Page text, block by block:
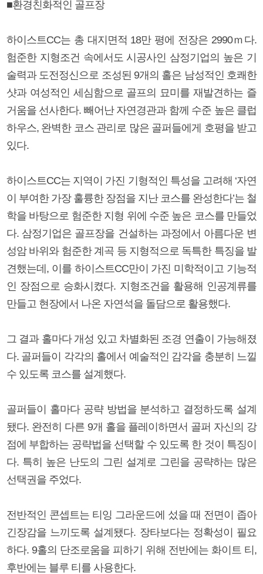
■환경친화적인 골프장
하이스트CC는 총 대지면적 18만 평에 전장은 2990ｍ다.
험준한 지형조건 속에서도 시공사인 삼정기업의 높은 기
술력과 도전정신으로 조성된 9개의 홀은 남성적인 호쾌한
샷과 여성적인 세심함으로 골프의 묘미를 재발견하는 즐
거움을 선사한다. 빼어난 자연경관과 함께 수준 높은 클럽
하우스, 완벽한 코스 관리로 많은 골퍼들에게 호평을 받고
있다.
하이스트CC는 지역이 가진 기형적인 특성을 고려해 ‘자연
이 부여한 가장 훌륭한 장점을 지난 코스를 완성한다’는 철
학을 바탕으로 험준한 지형 위에 수준 높은 코스를 만들었
다. 삼정기업은 골프장을 건설하는 과정에서 아름다운 변
성암 바위와 험준한 계곡 등 지형적으로 독특한 특징을 발
견했는데, 이를 하이스트CC만이 가진 미학적이고 기능적
인 장점으로 승화시켰다. 지형조건을 활용해 인공계류를
만들고 현장에서 나온 자연석을 돌담으로 활용했다.
그 결과 홀마다 개성 있고 차별화된 조경 연출이 가능해졌
다. 골퍼들이 각각의 홀에서 예술적인 감각을 충분히 느낄
수 있도록 코스를 설계했다.
골퍼들이 홀마다 공략 방법을 분석하고 결정하도록 설계
됐다. 완전히 다른 9개 홀을 플레이하면서 골퍼 자신의 강
점에 부합하는 공략법을 선택할 수 있도록 한 것이 특징이
다. 특히 높은 난도의 그린 설계로 그린을 공략하는 많은
선택권을 주었다.
전반적인 콘셉트는 티잉 그라운드에 섰을 때 전면이 좁아
긴장감을 느끼도록 설계됐다. 장타보다는 정확성이 필요
하다. 9홀의 단조로움을 피하기 위해 전반에는 화이트 티,
후반에는 블루 티를 사용한다.